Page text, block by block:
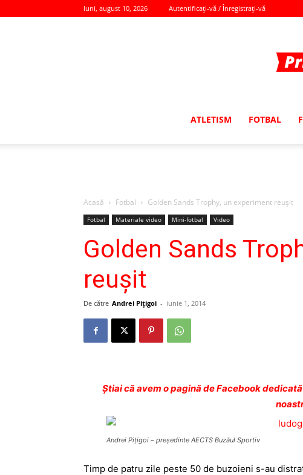
luni, august 10, 2026 Autentificați-vă / Înregistrați-vă
ATLETISM FOTBAL
Acasă Fotbal Golden Sands Trophy, un experiment reușit
Fotbal Materiale video Mini-fotbal Video
Golden Sands
reușit
De către Andrei Pițigoi - iunie 1, 2014
Ştiai că avem o pagină de Facebook
Andrei Pițigoi – președinte AECTS Buzăul Sportiv
Timp de patru zile peste 50 de buzoieni s-au